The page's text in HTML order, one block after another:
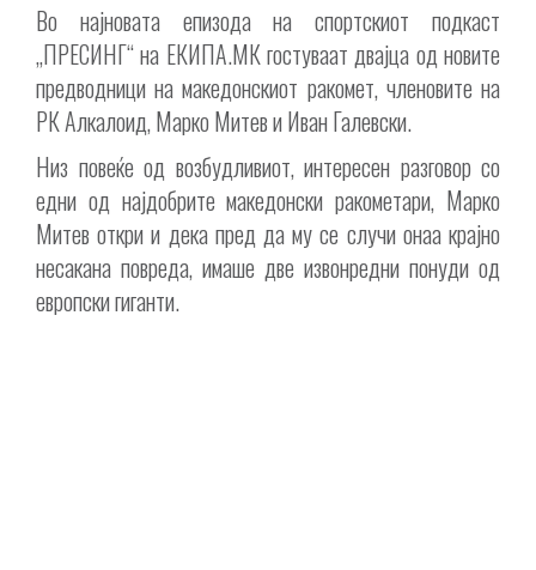
Во најновата епизода на спортскиот подкаст
„ПРЕСИНГ“ на ЕКИПА.МК гостуваат двајца од новите
предводници на македонскиот ракомет, членовите на
РК Алкалоид, Марко Митев и Иван Галевски.
Низ повеќе од возбудливиот, интересен разговор со
едни од најдобрите македонски ракометари, Марко
Митев откри и дека пред да му се случи онаа крајно
несакана повреда, имаше две извонредни понуди од
европски гиганти.